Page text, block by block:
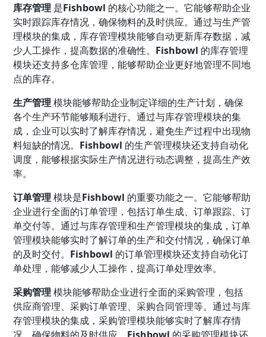
库存管理 是Fishbowl 的核心功能之一。它能够帮助企业
实时跟踪库存情况，确保物料的及时供应。通过与生产管
理模块的集成，库存管理模块能够自动更新库存数据，减
少人工操作，提高数据的准确性。 Fishbowl 的库存管理
模块还支持多仓库管理，能够帮助企业更好地管理不同地
点的库存。
生产管理 模块能够帮助企业制定详细的生产计划，确保
各个生产环节能够顺利进行。通过与库存管理模块的集
成，企业可以实时了解库存情况，避免生产过程中出现物
料短缺的情况。 Fishbowl 的生产管理模块还支持自动化
调度，能够根据实际生产情况进行动态调整，提高生产效
率。
订单管理 模块是Fishbowl 的重要功能之一。它能够帮助
企业进行全面的订单管理，包括订单生成、订单跟踪、订
单交付等。通过与库存管理和生产管理模块的集成，订单
管理模块能够实时了解订单的生产和交付情况，确保订单
的及时交付。 Fishbowl 的订单管理模块还支持自动化订
单处理，能够减少人工操作，提高订单处理效率。
采购管理 模块能够帮助企业进行全面的采购管理，包括
供应商管理、采购订单管理、采购合同管理等。通过与库
存管理模块的集成，采购管理模块能够实时了解库存情